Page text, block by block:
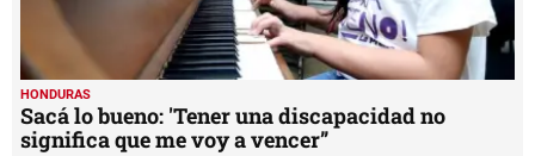
HONDURAS
Sacá lo bueno: 'Tener una discapacidad no
significa que me voy a vencer”